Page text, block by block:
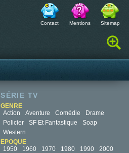
Contact Mentions Sitemap
Rechercher :
SÉRIE TV
GENRE
Action
Aventure Comédie
Drame
Policier
SF Et Fantastique
Soap
Western
EPOQUE
1950
1960 1970 1980 1990
2000